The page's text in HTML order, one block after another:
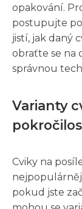
opakování.
postupujte
jistí, jak daný
obraťte se na
správnou
Varianty
Cviky na
pokud jste